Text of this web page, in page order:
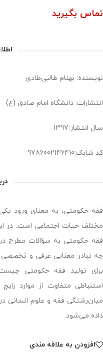
تماس بگیرید
نویسنده: بهنام طالبی‌طادی
انتشارات: دانشگاه امام صادق (ع)
سال انتشار:1397
کد شابک:9786002146410
فقه حکومتی، به معنای ورود
مختلف حیات اجتماعی است. در
فقه حکومتی به سؤالات مطرح
چه تبادر معنایی عرفی و تخصصی
برای تولید فقه حکومتی
استنباطی متفاوت از موارد
میان‌رشتگی فقه و علوم انسانی
داده می‌شود.
افزودن به علاقه مندی